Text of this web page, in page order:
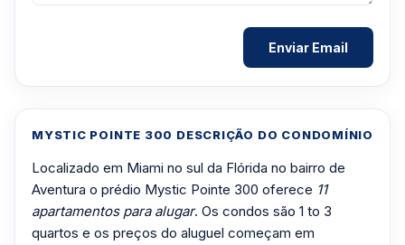
MYSTIC POINTE 300 DESCRIÇÃO DO CONDOMÍNIO
Localizado em Miami no sul da Flórida no bairro de
Aventura o prédio Mystic Pointe 300 oferece 11
apartamentos para alugar. Os condos são 1 to 3
quartos e os preços do aluguel começam em